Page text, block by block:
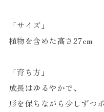
「サイズ」
植物を含めた高さ27cm
「育ち方」
成長はゆるやかで、
形を保ちながら少しずつ